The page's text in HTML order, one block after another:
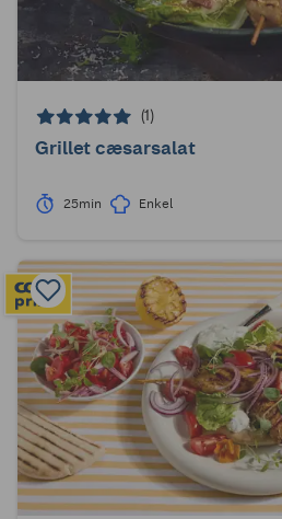
(1)
Grillet cæsarsalat
25min Enkel